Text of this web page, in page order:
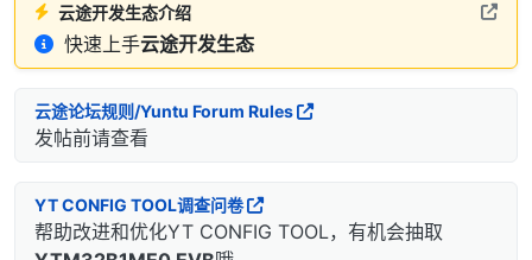
云途开发生态介绍
快速上手云途开发生态
云途论坛规则/Yuntu Forum Rules
发帖前请查看
YT CONFIG TOOL调查问卷
帮助改进和优化YT CONFIG TOOL，有机会抽取